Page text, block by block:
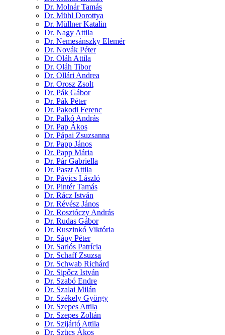
Dr. Molnár Tamás
Dr. Mühl Dorottya
Dr. Müllner Katalin
Dr. Nagy Attila
Dr. Nemesánszky Elemér
Dr. Novák Péter
Dr. Oláh Attila
Dr. Oláh Tibor
Dr. Ollári Andrea
Dr. Orosz Zsolt
Dr. Pák Gábor
Dr. Pák Péter
Dr. Pakodi Ferenc
Dr. Palkó András
Dr. Pap Ákos
Dr. Pápai Zsuzsanna
Dr. Papp János
Dr. Papp Mária
Dr. Pár Gabriella
Dr. Paszt Attila
Dr. Pávics László
Dr. Pintér Tamás
Dr. Rácz István
Dr. Révész János
Dr. Rosztóczy András
Dr. Rudas Gábor
Dr. Ruszinkó Viktória
Dr. Sápy Péter
Dr. Sarlós Patrícia
Dr. Schaff Zsuzsa
Dr. Schwab Richárd
Dr. Sipőcz István
Dr. Szabó Endre
Dr. Szalai Milán
Dr. Székely György
Dr. Szepes Attila
Dr. Szepes Zoltán
Dr. Szijártó Attila
Dr. Szücs Ákos